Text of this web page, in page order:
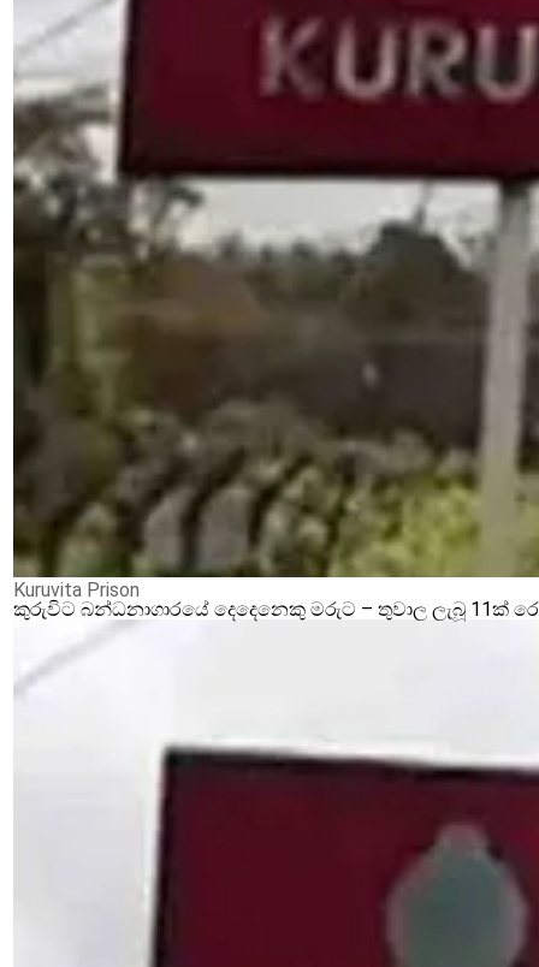
Kuruvita Prison
කුරුවිට බන්ධනාගාරයේ දෙදෙනෙකු මරුට – තුවාල ලැබූ 11ක්